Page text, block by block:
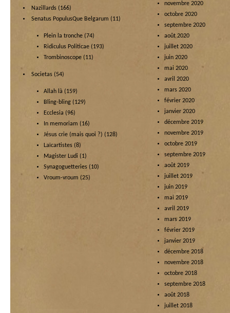
Nazillards (166)
Senatus PopulusQue Belgarum (11)
Plein la tronche (74)
Ridiculus Politicae (193)
Trombinoscope (11)
Societas (54)
Allah là (159)
Bling-bling (129)
Ecclesia (96)
In memoriam (16)
Jésus crie (mais quoi ?) (128)
Laïcartistes (8)
Magister Ludi (1)
Synagoguetteries (10)
Vroum-vroum (25)
novembre 2020
octobre 2020
septembre 2020
août 2020
juillet 2020
juin 2020
mai 2020
avril 2020
mars 2020
février 2020
janvier 2020
décembre 2019
novembre 2019
octobre 2019
septembre 2019
août 2019
juillet 2019
juin 2019
mai 2019
avril 2019
mars 2019
février 2019
janvier 2019
décembre 2018
novembre 2018
octobre 2018
septembre 2018
août 2018
juillet 2018